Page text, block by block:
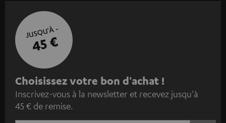
JUSQU'À -
45 €
I
n
s
Choisissez votre bon d'achat !
Inscrivez-vous à la newsletter et recevez jusqu'à
45 € de remise.